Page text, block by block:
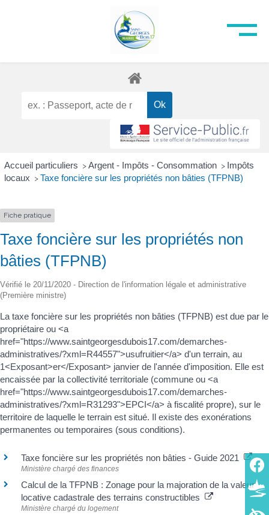
Accueil particuliers > Argent - Impôts - Consommation > Impôts
locaux > Taxe foncière sur les propriétés non bâties (TFPNB)
Fiche pratique
Taxe foncière sur les propriétés non
bâties (TFPNB)
Vérifié le 20/11/2020 - Direction de l'information légale et administrative
(Première ministre)
La taxe foncière sur les propriétés non bâties (TFPNB) est due par le
propriétaire ou <a
href="https://www.saintgeorgesdubois17.com/demarches-
administratives/?xml=R44557">usufruitier</a> d'un terrain, au
1<Exposant>er</Exposant> janvier de l'année d'imposition. Elle est
encaissée par la collectivité territoriale (commune ou <a
href="https://www.saintgeorgesdubois17.com/demarches-
administratives/?xml=R31293">EPCI</a> à fiscalité propre), sur le
territoire de laquelle le terrain est situé. Il existe des exonérations
permanentes ou temporaires (sous conditions).
Taxe foncière sur les propriétés non bâties - Guide 2021
Ministère chargé des finances
Calcul de la TFPNB : Zonage pour la majoration de la valeur
locative cadastrale des terrains constructibles
Ministère chargé du logement